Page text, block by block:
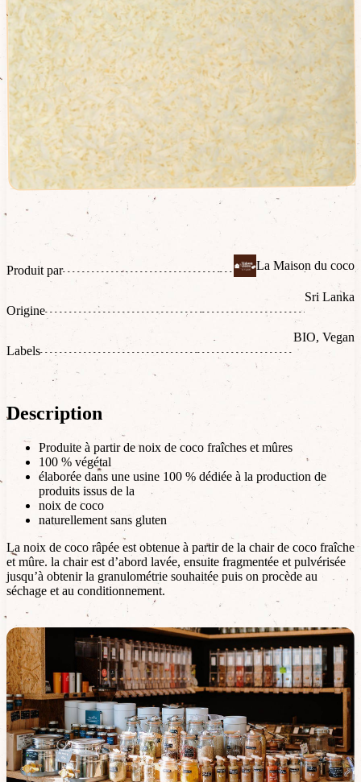
Produit par La Maison du coco
Origine
Sri Lanka
Labels
BIO, Vegan
Description
Produite à partir de noix de coco fraîches et mûres
100 % végétal
élaborée dans une usine 100 % dédiée à la production de
produits issus de la
noix de coco
naturellement sans gluten
La noix de coco râpée est obtenue à partir de la chair de coco fraîche
et mûre. la chair est d’abord lavée, ensuite fragmentée et pulvérisée
jusqu’à obtenir la granulométrie souhaitée puis on procède au
séchage et au conditionnement.